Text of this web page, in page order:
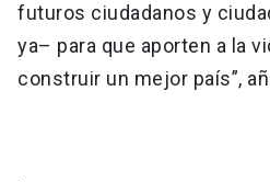
futuros ciudadanos y
ya– para que aporten a la
construir un mejor país”,